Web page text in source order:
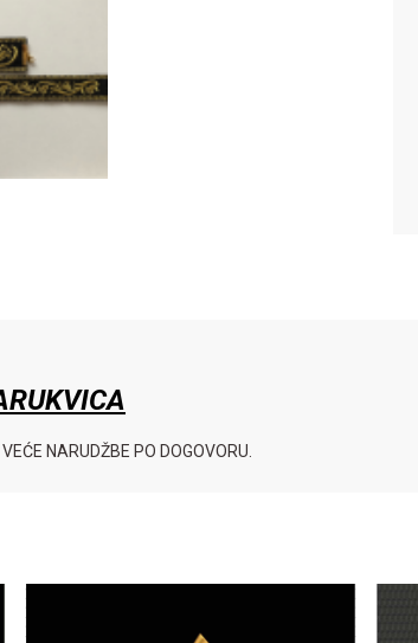
NARUDŽBE PO DOGOVORU.